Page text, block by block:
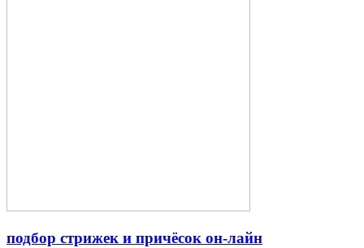
подбор стрижек и причёсок он-лайн